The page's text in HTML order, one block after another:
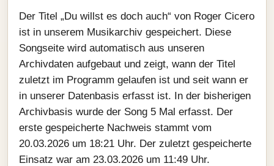
Der Titel „Du willst es doch auch“ von Roger Cicero
ist in unserem Musikarchiv gespeichert. Diese
Songseite wird automatisch aus unseren
Archivdaten aufgebaut und zeigt, wann der Titel
zuletzt im Programm gelaufen ist und seit wann er
in unserer Datenbasis erfasst ist. In der bisherigen
Archivbasis wurde der Song 5 Mal erfasst. Der
erste gespeicherte Nachweis stammt vom
20.03.2026 um 18:21 Uhr. Der zuletzt gespeicherte
Einsatz war am 23.03.2026 um 11:49 Uhr.